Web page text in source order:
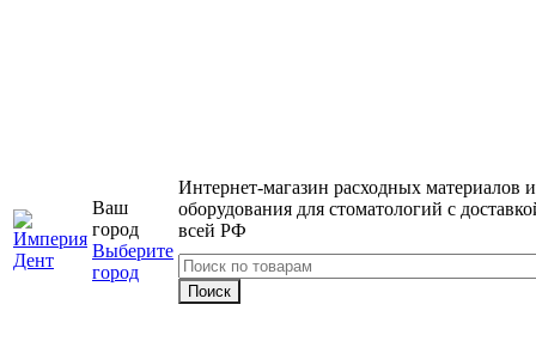
Ваш
город
Выберите
город
Интернет-магазин расходных материалов и
оборудования для стоматологий с
всей РФ